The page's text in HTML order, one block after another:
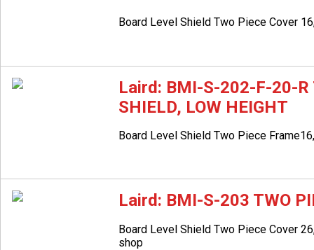
Board Level Shield Two Piece Cover
Laird: BMI-S-202-F-20-R
SHIELD, LOW HEIGHT
Board Level Shield Two Piece
Laird: BMI-S-203 TWO
Board Level Shield Two Piece Cover
shop